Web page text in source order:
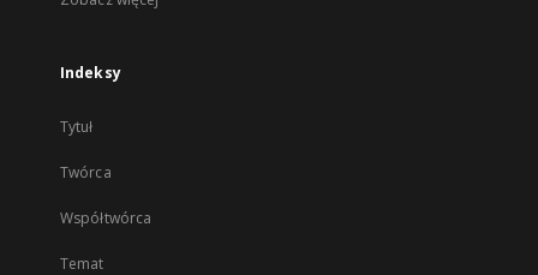
Indeksy
Tytuł
Twórca
Współtwórca
Temat